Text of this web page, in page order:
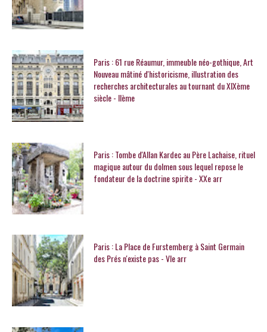
Paris : 61 rue Réaumur, immeuble néo-gothique, Art
Nouveau mâtiné d'historicisme, illustration des
recherches architecturales au tournant du XIXème
siècle - IIème
Paris : Tombe d'Allan Kardec au Père Lachaise, rituel
magique autour du dolmen sous lequel repose le
fondateur de la doctrine spirite - XXe arr
Paris : La Place de Furstemberg à Saint Germain
des Prés n'existe pas - VIe arr